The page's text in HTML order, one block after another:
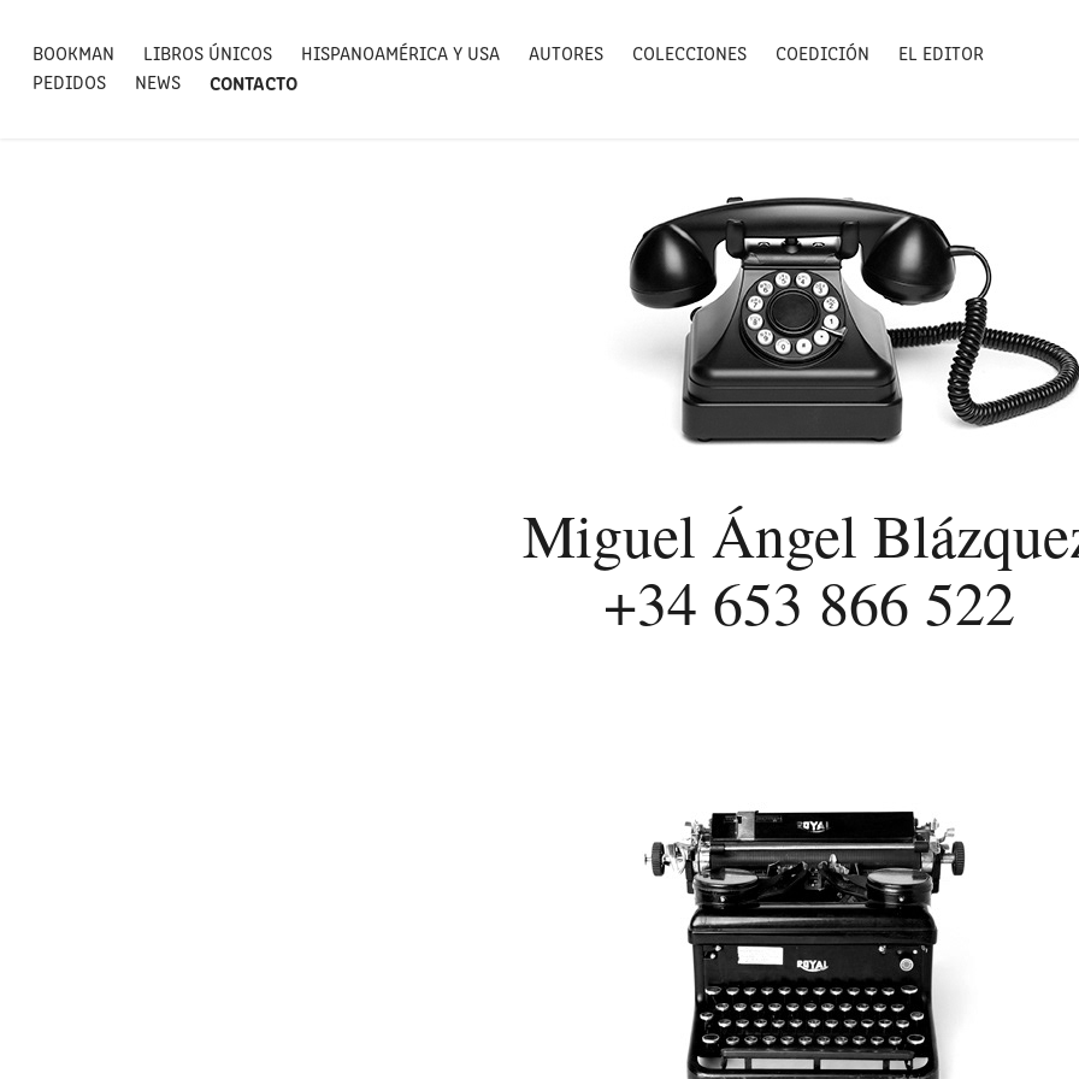
BOOKMAN LIBROS ÚNICOS HISPANOAMÉRICA Y USA AUTORES COLECCIONES COEDICIÓN
EL EDITOR
PEDIDOS
NEWS CONTACTO
Miguel Ángel
+34 653 866 522